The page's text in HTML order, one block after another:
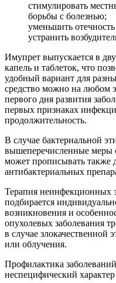
стимулировать
борьбы с болезнью;
уменьшить
устранить
Имупрет выпускается в
капель и таблеток, что
удобный вариант для
средство можно на любом
первого дня развития
первых признаках
продолжительность.
В случае бактериальной
вышеперечисленные меры
может прописывать также
антибактериальных
Терапия неинфекционных
подбирается
возникновения и
опухолевых заболевания
в случае
или облучения.
Профилактика
неспецифический